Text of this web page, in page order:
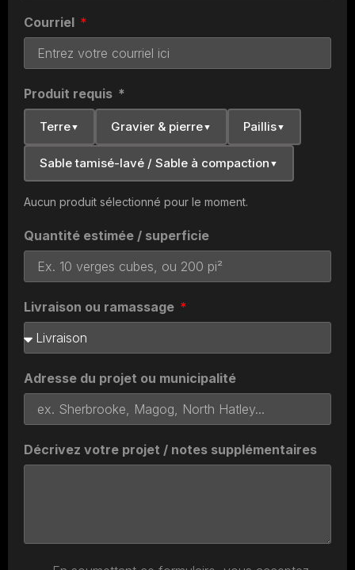
Courriel
Produit requis *
Terre▼ Gravier & pierre▼ Paillis▼
Sable tamisé-lavé / Sable à compaction ▼
Aucun produit sélectionné pour le moment.
Quantité estimée / superficie
Livraison ou ramassage
Adresse du projet ou municipalité
Décrivez votre projet / notes supplémentaires